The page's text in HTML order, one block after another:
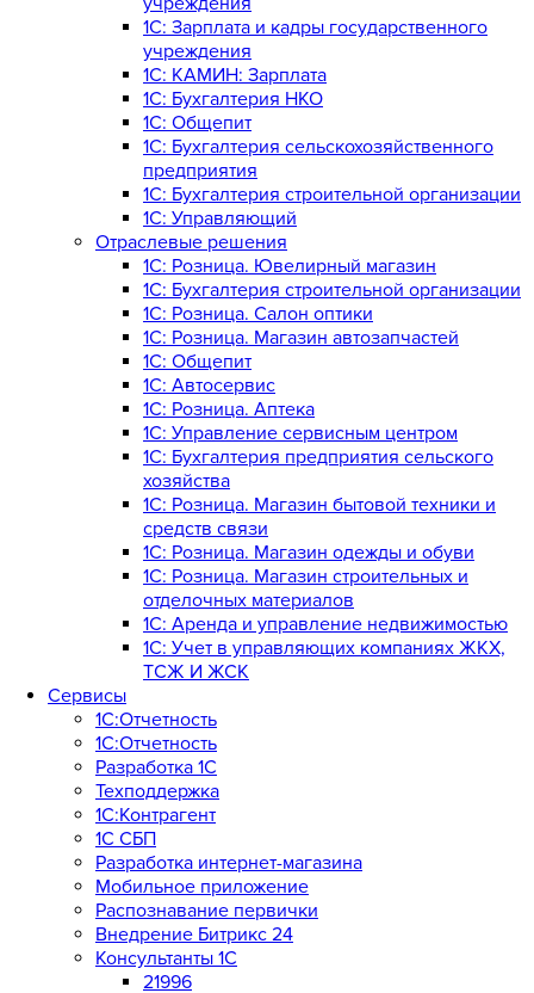
1C: Зарплата и кадры государственного
учреждения
1C: КАМИН: Зарплата
1C: Бухгалтерия НКО
1С: Общепит
1С: Бухгалтерия сельскохозяйст­венного
предприятия
1С: Бухгалтерия строительной организации
1С: Управляющий
Отраслевые решения
1С: Розница. Ювелирный магазин
1С: Бухгалтерия строительной организации
1С: Розница. Салон оптики
1С: Розница. Магазин автозапчастей
1C: Общепит
1С: Автосервис
1С: Розница. Аптека
1С: Управление сервисным центром
1С: Бухгалтерия предприятия сельского
хозяйства
1С: Розница. Магазин бытовой техники и
средств связи
1С: Розница. Магазин одежды и обуви
1С: Розница. Магазин строительных и
отделочных материалов
1С: Аренда и управление недвижимостью
1C: Учет в управляющих компаниях ЖКХ,
ТСЖ И ЖСК
Сервисы
1С:Отчетность
1С:Отчетность
Разработка 1С
Техподдержка
1С:Контрагент
1С СБП
Разработка интернет-магазина
Мобильное приложение
Распознавание первички
Внедрение Битрикс 24
Консультанты 1С
21996